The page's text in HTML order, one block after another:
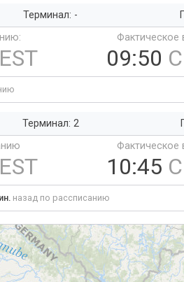
Терминал: -
Фактическое
09:50
Терминал: 2
Фактическое
10:45
назад по рассписанию